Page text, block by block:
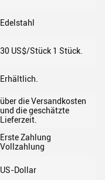
Edelstahl
30 US$/Stück 1 Stück.
Erhältlich.
über die Versandkosten
und die geschätzte
Lieferzeit.
Erste Zahlung
Vollzahlung
US-Dollar